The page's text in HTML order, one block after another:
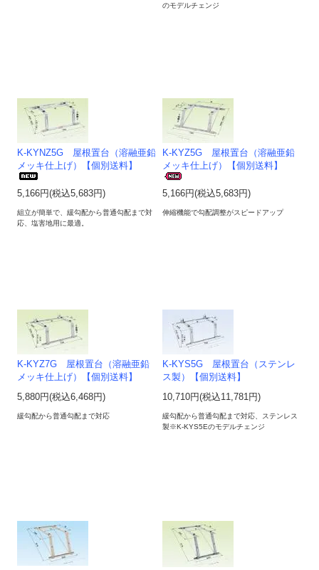
のモデルチェンジ
K-KYNZ5G 屋根置台（溶融亜鉛
メッキ仕上げ）【個別送料】
5,166円(税込5,683円)
組立が簡単で、緩勾配から普通勾配まで対
応、塩害地用に最適。
K-KYZ5G 屋根置台（溶融亜鉛
メッキ仕上げ）【個別送料】
5,166円(税込5,683円)
伸縮機能で勾配調整がスピードアップ
K-KYZ7G 屋根置台（溶融亜鉛
メッキ仕上げ）【個別送料】
5,880円(税込6,468円)
緩勾配から普通勾配まで対応
K-KYS5G 屋根置台（ステンレ
ス製）【個別送料】
10,710円(税込11,781円)
緩勾配から普通勾配まで対応、ステンレス
製※K-KYS5Eのモデルチェンジ